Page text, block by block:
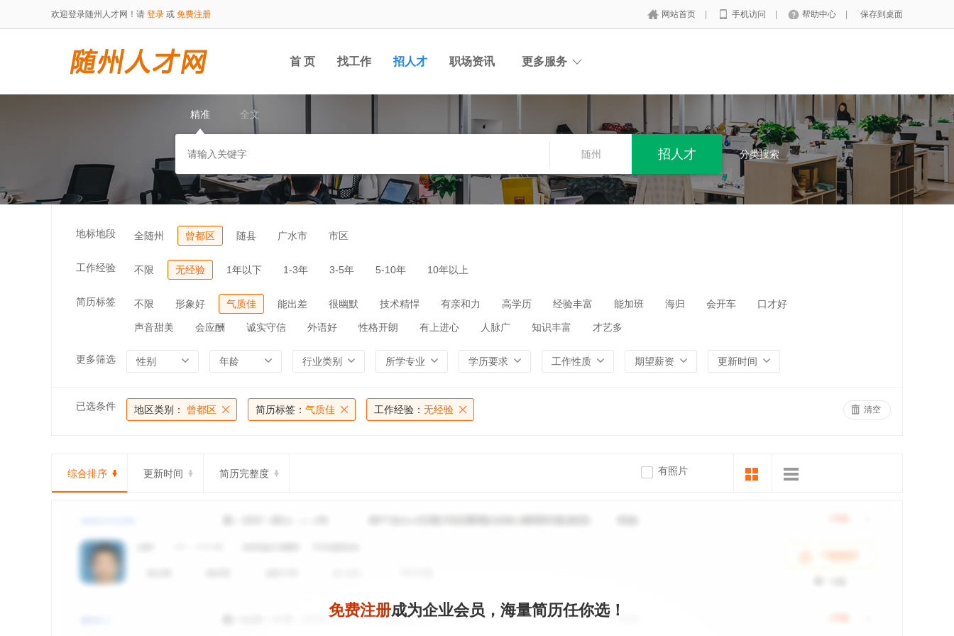
欢迎登录随州人才网！请 登录 或 免费注册 网站首页 手机访问 帮助中心 保存到桌面
首 页 找工作 招人才 职场资讯 更多服务
精准 全文
随州 分类搜索
地标地段 全随州 曾都区 随县 广水市 市区
工作经验 不限 无经验 1年以下 1-3年 3-5年 5-10年 10年以上
简历标签 不限 形象好 气质佳 能出差 很幽默 技术精悍 有亲和力 高学历 经验丰富 能加班 海归 会开车 口才好
声音甜美 会应酬 诚实守信 外语好 性格开朗 有上进心 人脉广 知识丰富 才艺多
更多筛选 性别 年龄 行业类别 所学专业 学历要求 工作性质 期望薪资 更新时间
已选条件 地区类别： 曾都区 简历标签： 气质佳 工作经验： 无经验 清空
综合排序 更新时间 简历完整度 有照片
免费注册成为企业会员，海量简历任你选！